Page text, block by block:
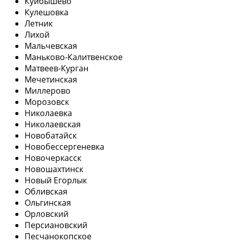
Кулешовка
Летник
Лихой
Мальчевская
Маньково-Калитвенское
Матвеев-Курган
Мечетинская
Миллерово
Морозовск
Николаевка
Николаевская
Новобатайск
Новобессергеневка
Новочеркасск
Новошахтинск
Новый Егорлык
Обливская
Ольгинская
Орловский
Персиановский
Песчанокопское